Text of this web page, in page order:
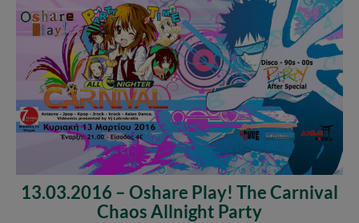
13.03.2016 – Oshare Play! The Carnival
Chaos Allnight Party